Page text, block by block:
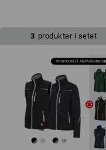
3 produkter i setet